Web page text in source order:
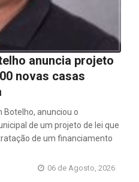
anuncia projeto
novas casas
Botelho, anunciou o
de um projeto de lei que
de um financiamento
06 de Agosto, 2026